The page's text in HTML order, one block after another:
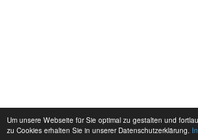
Um unsere Webseite für Sie optimal zu gestalten und
zu Cookies erhalten Sie in unserer Datenschutzerklärung.